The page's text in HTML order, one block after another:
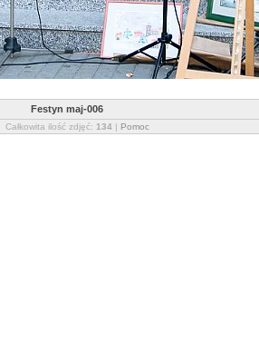
Festyn maj-006
Całkowita ilość zdjęć: 134| Pomoc